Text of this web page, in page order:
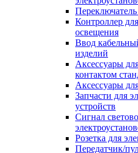
Контроллер
освещения
Ввод
изделий
Аксессуары
контактом
Аксессуары
Запчасти для
устройств
Сигнал
Розетка для
Передатчик/